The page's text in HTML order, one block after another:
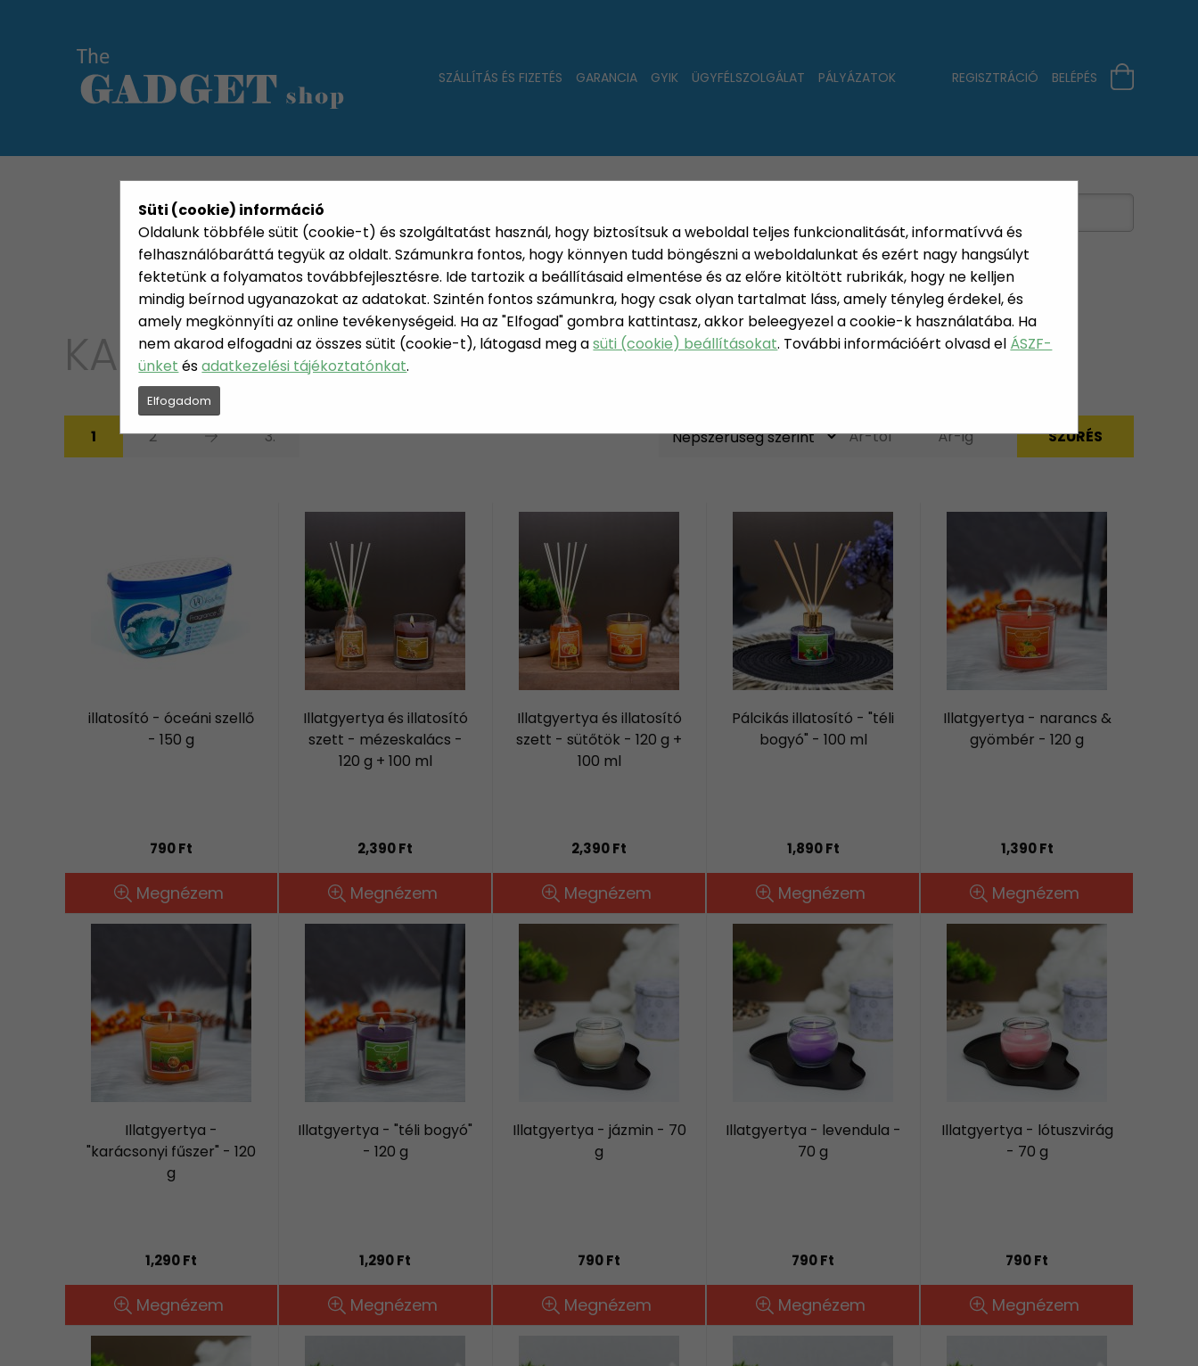
Süti (cookie) információ
Oldalunk többféle sütit (cookie-t) és szolgáltatást használ, hogy biztosítsuk a weboldal teljes funkcionalitását, informatívvá és
felhasználóbaráttá tegyük az oldalt. Számunkra fontos, hogy könnyen tudd böngészni a weboldalunkat és ezért nagy hangsúlyt
fektetünk a folyamatos továbbfejlesztésre. Ide tartozik a beállításaid elmentése és az előre kitöltött rubrikák, hogy ne kelljen
mindig beírnod ugyanazokat az adatokat. Szintén fontos számunkra, hogy csak olyan tartalmat láss, amely tényleg érdekel, és
amely megkönnyíti az online tevékenységeid. Ha az "Elfogad" gombra kattintasz, akkor beleegyezel a cookie-k használatába. Ha
nem akarod elfogadni az összes sütit (cookie-t), látogasd meg asüti (cookie) beállításokat. További információért olvasd el ÁSZF-
ünket ésadatkezelési tájékoztatónkat.
Elfogadom
SZÁLLÍTÁS ÉS FIZETÉS GARANCIA GYIK ÜGYFÉLSZOLGÁLAT PÁLYÁZATOK REGISZTRÁCIÓ BELÉPÉS
KATEGÓRIÁK HETI AJÁNLAT
PÁRSZÁZAS
KATEGÓRIA OTTHON, LAKÁS, HÁZTARTÁS ILLATOSÍTÓK
1 2 3.
illatosító - óceáni szellő
- 150 g
790 Ft
Megnézem
Illatgyertya és illatosító
szett - mézeskalács -
120 g + 100 ml
2,390 Ft
Megnézem
Illatgyertya és illatosító
szett - sütőtök - 120 g +
100 ml
2,390 Ft
Megnézem
Pálcikás illatosító - "téli
bogyó" - 100 ml
1,890 Ft
Megnézem
Illatgyertya - narancs &
gyömbér - 120 g
1,390 Ft
Megnézem
Illatgyertya -
"karácsonyi fűszer" - 120
g
1,290 Ft
Megnézem
Illatgyertya - "téli bogyó"
- 120 g
1,290 Ft
Megnézem
Illatgyertya - jázmin - 70
g
790 Ft
Megnézem
Illatgyertya - levendula -
70 g
790 Ft
Megnézem
Illatgyertya - lótuszvirág
- 70 g
790 Ft
Megnézem